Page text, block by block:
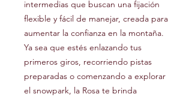
intermedias que buscan una fijación
flexible y fácil de manejar, creada para
aumentar la confianza en la montaña.
Ya sea que estés enlazando tus
primeros giros, recorriendo pistas
preparadas o comenzando a explorar
el snowpark, la Rosa te brinda